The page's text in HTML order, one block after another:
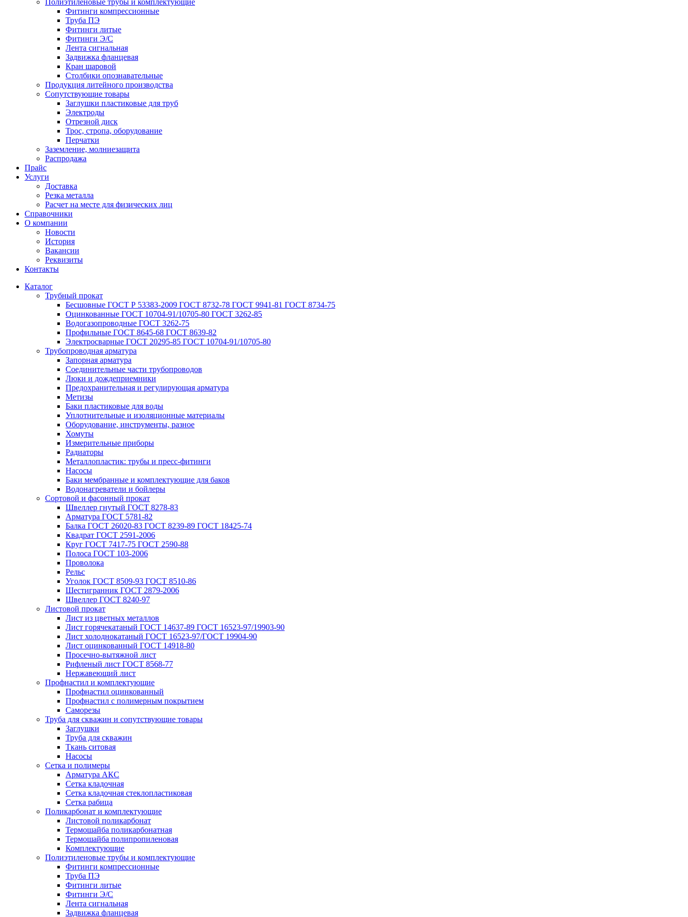
Полиэтиленовые трубы и комплектующие
Фитинги компрессионные
Труба ПЭ
Фитинги литые
Фитинги Э/С
Лента сигнальная
Задвижка фланцевая
Кран шаровой
Столбики опознавательные
Продукция литейного производства
Сопутствующие товары
Заглушки пластиковые для труб
Электроды
Отрезной диск
Трос, стропа, оборудование
Перчатки
Заземление, молниезащита
Распродажа
Прайс
Услуги
Доставка
Резка металла
Расчет на месте для физических лиц
Справочники
О компании
Новости
История
Вакансии
Реквизиты
Контакты
Каталог
Трубный прокат
Беcшовные ГОСТ Р 53383-2009 ГОСТ 8732-78 ГОСТ 9941-81 ГОСТ 8734-75
Оцинкованные ГОСТ 10704-91/10705-80 ГОСТ 3262-85
Водогазопроводные ГОСТ 3262-75
Профильные ГОСТ 8645-68 ГОСТ 8639-82
Электросварные ГОСТ 20295-85 ГОСТ 10704-91/10705-80
Трубопроводная арматура
Запорная арматура
Соединительные части трубопроводов
Люки и дождеприемники
Предохранительная и регулирующая арматура
Метизы
Баки пластиковые для воды
Уплотнительные и изоляционные материалы
Оборудование, инструменты, разное
Хомуты
Измерительные приборы
Радиаторы
Металлопластик: трубы и пресс-фитинги
Насосы
Баки мембранные и комплектующие для баков
Водонагреватели и бойлеры
Сортовой и фасонный прокат
Швеллер гнутый ГОСТ 8278-83
Арматура ГОСТ 5781-82
Балка ГОСТ 26020-83 ГОСТ 8239-89 ГОСТ 18425-74
Квадрат ГОСТ 2591-2006
Круг ГОСТ 7417-75 ГОСТ 2590-88
Полоса ГОСТ 103-2006
Проволока
Рельс
Уголок ГОСТ 8509-93 ГОСТ 8510-86
Шестигранник ГОСТ 2879-2006
Швеллер ГОСТ 8240-97
Листовой прокат
Лист из цветных металлов
Лист горячекатаный ГОСТ 14637-89 ГОСТ 16523-97/19903-90
Лист холоднокатаный ГОСТ 16523-97/ГОСТ 19904-90
Лист оцинкованный ГОСТ 14918-80
Просечно-вытяжной лист
Рифленый лист ГОСТ 8568-77
Нержавеющий лист
Профнастил и комплектующие
Профнастил оцинкованный
Профнастил с полимерным покрытием
Саморезы
Труба для скважин и сопутствующие товары
Заглушки
Труба для скважин
Ткань ситовая
Насосы
Сетка и полимеры
Арматура АКС
Сетка кладочная
Сетка кладочная стеклопластиковая
Сетка рабица
Поликарбонат и комплектующие
Листовой поликарбонат
Термошайба поликарбонатная
Термошайба полипропиленовая
Комплектующие
Полиэтиленовые трубы и комплектующие
Фитинги компрессионные
Труба ПЭ
Фитинги литые
Фитинги Э/С
Лента сигнальная
Задвижка фланцевая